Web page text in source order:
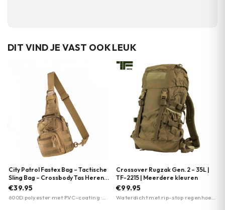
DIT VIND JE VAST OOK LEUK
City Patrol Fastex Bag – Tactische
Sling Bag – Crossbody Tas Heren |
M-Tac | Meerdere kleuren
€39.95
600D polyester met PVC-coating ·
Crossover Rugzak Gen. 2 – 35L |
TF-2215 | Meerdere kleuren
€99.95
Waterdicht met rip-stop regenhoes ·